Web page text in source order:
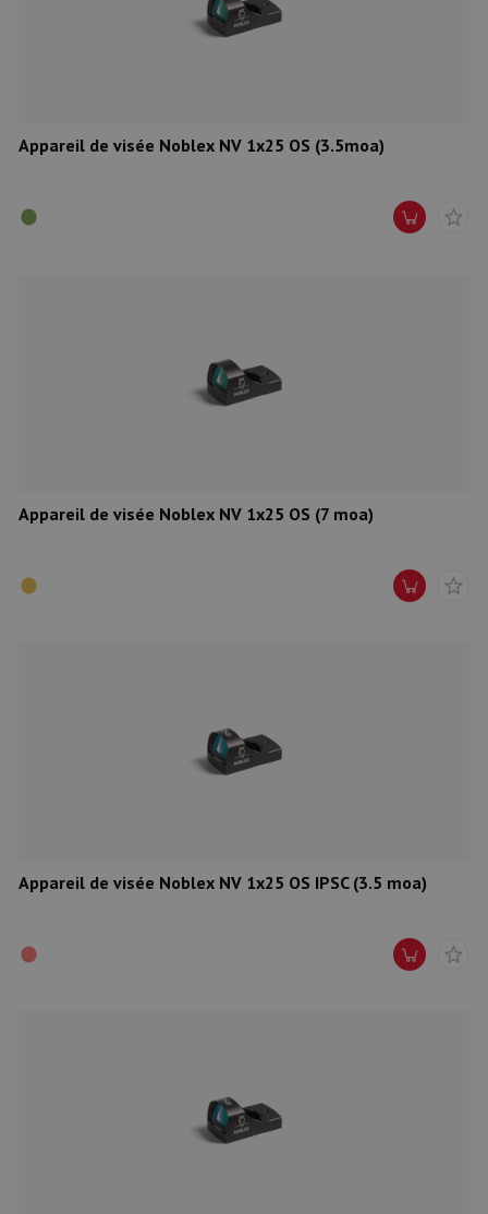
Appareil de visée Noblex NV 1x25 OS (3.5moa)
Appareil de visée Noblex NV 1x25 OS (7 moa)
Appareil de visée Noblex NV 1x25 OS IPSC (3.5 moa)